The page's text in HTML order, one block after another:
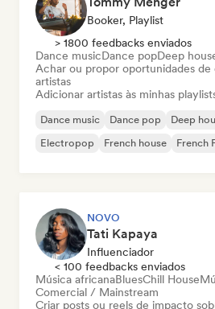
Booker, Playlist
> 1800 feedbacks enviados
Dance musicDance popDeep
Achar ou propor oportunidades de
artistas
Adicionar artistas às minhas
Dance music Dance pop Deep
Electropop
French house French
NOVO
Tati Kapaya
Influenciador
< 100 feedbacks enviados
Música africanaBluesChill House
Comercial / Mainstream
Criar posts ou reels de impacto